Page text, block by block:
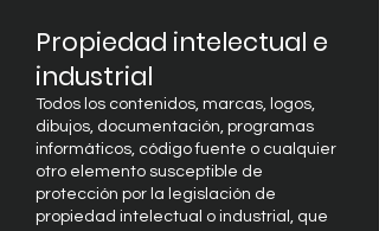
Propiedad intelectual e
industrial
Todos los contenidos, marcas, logos,
dibujos, documentación, programas
informáticos, código fuente o cualquier
otro elemento susceptible de
protección por la legislación de
propiedad intelectual o industrial, que